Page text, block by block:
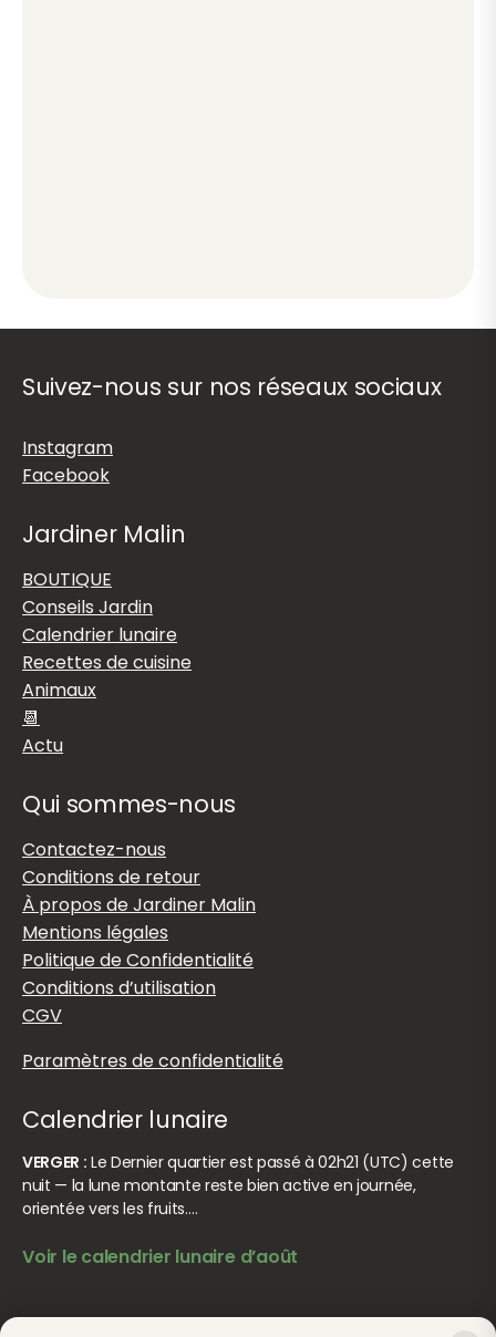
Suivez-nous sur nos réseaux sociaux
Instagram
Facebook
Jardiner Malin
BOUTIQUE
Conseils Jardin
Calendrier lunaire
Recettes de cuisine
Animaux
📆
Actu
Qui sommes-nous
Contactez-nous
Conditions de retour
À propos de Jardiner Malin
Mentions légales
Politique de Confidentialité
Conditions d’utilisation
CGV
Paramètres de confidentialité
Calendrier lunaire
VERGER : Le Dernier quartier est passé à 02h21 (UTC) cette
nuit — la lune montante reste bien active en journée,
orientée vers les fruits.…
Voir le calendrier lunaire d’août